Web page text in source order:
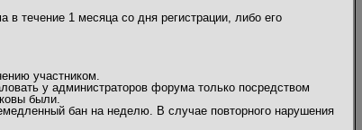
течение 1 месяца со дня регистрации, либо его
участником.
у администраторов форума только посредством
были.
бан на неделю. В случае повторного нарушения